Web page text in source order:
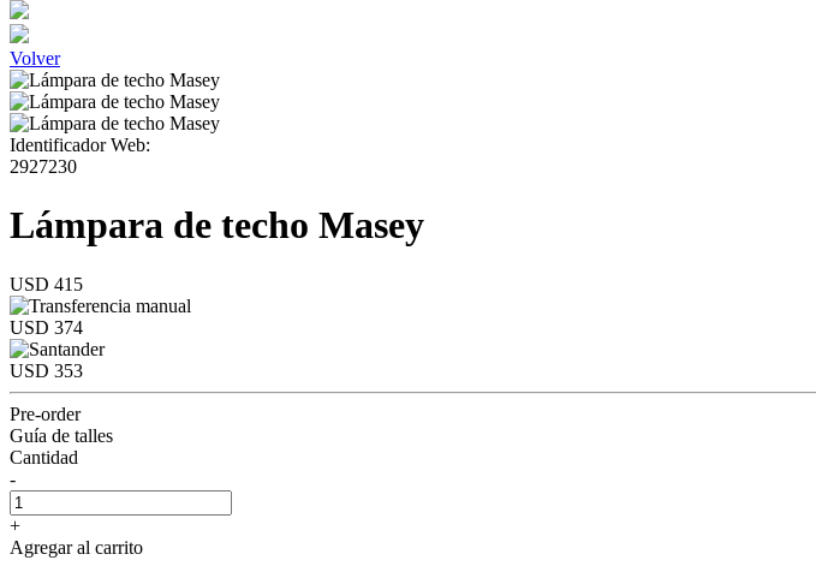
Volver
Identificador Web:
2927230
Lámpara de techo Masey
USD 415
USD 374
USD 353
Pre-order
Guía de talles
Cantidad
-
+
Agregar al carrito